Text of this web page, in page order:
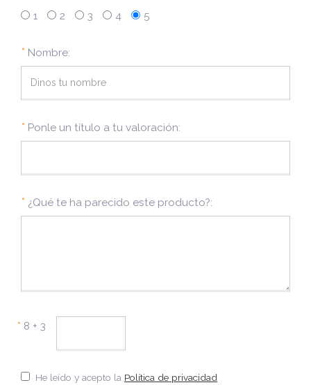
1
2 3 4 5
* Nombre:
* Ponle un título a tu valoración:
* ¿Qué te ha parecido este producto?:
* 8 + 3
He leído y acepto la Política de privacidad